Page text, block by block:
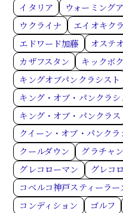
イタリア
ウォーミング
ウクライナ
エイオキク
エドワード加藤
オステ
カザフスタン
キックボ
キングオブパンクラシスト
キング・オブ・パンクラシ
キング・オブ・パンクラス
クイーン・オブ・パンクラ
クールダウン
グラチャン
グレコローマン
グレコ
コベルコ神戸スティーラー
コンディション
ゴルフ